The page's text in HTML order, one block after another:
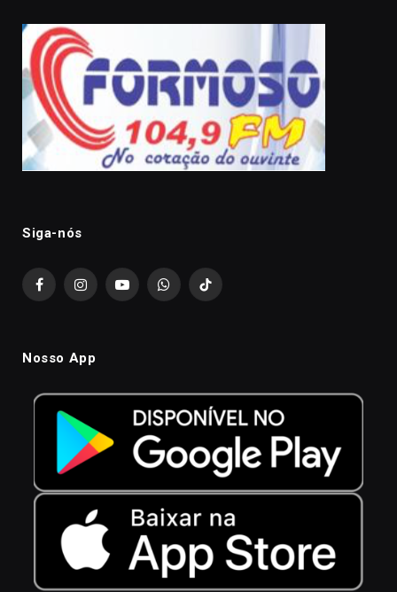
Siga-nós
FacebookInstagramYouTubeWhatsAppTikTok
Nosso App